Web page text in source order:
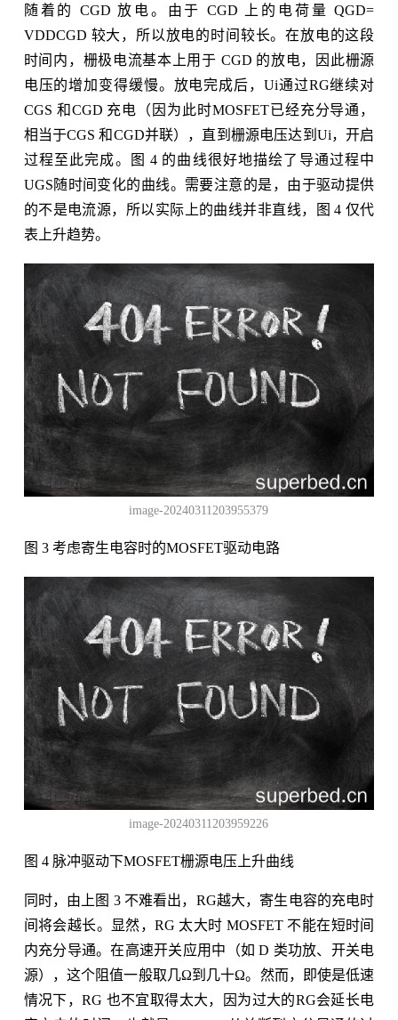
随着的 CGD 放电。由于 CGD 上的电荷量 QGD=
VDDCGD 较大，所以放电的时间较长。在放电的这段
时间内，栅极电流基本上用于 CGD 的放电，因此栅源
电压的增加变得缓慢。放电完成后，Ui通过RG继续对
CGS 和CGD 充电（因为此时MOSFET已经充分导通，
相当于CGS 和CGD并联），直到栅源电压达到Ui，开启
过程至此完成。图 4 的曲线很好地描绘了导通过程中
UGS随时间变化的曲线。需要注意的是，由于驱动提供
的不是电流源，所以实际上的曲线并非直线，图 4 仅代
表上升趋势。
image-20240311203955379
图 3 考虑寄生电容时的MOSFET驱动电路
image-20240311203959226
图 4 脉冲驱动下MOSFET栅源电压上升曲线
同时，由上图 3 不难看出，RG越大，寄生电容的充电时
间将会越长。显然，RG 太大时 MOSFET 不能在短时间
内充分导通。在高速开关应用中（如 D 类功放、开关电
源），这个阻值一般取几Ω到几十Ω。然而，即使是低速
情况下，RG 也不宜取得太大，因为过大的RG会延长电